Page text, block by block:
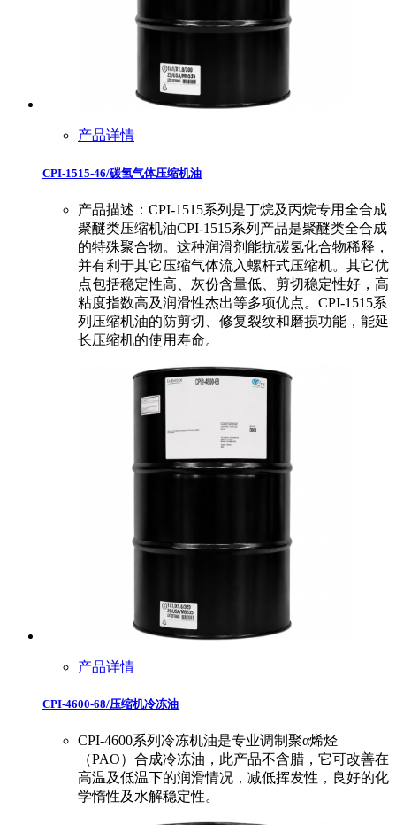
产品详情
CPI-1515-46/碳氢气体压缩机油
产品描述：CPI-1515系列是丁烷及丙烷专用全合成
聚醚类压缩机油CPI-1515系列产品是聚醚类全合成
的特殊聚合物。这种润滑剂能抗碳氢化合物稀释，
并有利于其它压缩气体流入螺杆式压缩机。其它优
点包括稳定性高、灰份含量低、剪切稳定性好，高
粘度指数高及润滑性杰出等多项优点。CPI-1515系
列压缩机油的防剪切、修复裂纹和磨损功能，能延
长压缩机的使用寿命。
产品详情
CPI-4600-68/压缩机冷冻油
CPI-4600系列冷冻机油是专业调制聚α烯烃
（PAO）合成冷冻油，此产品不含腊，它可改善在
高温及低温下的润滑情况，减低挥发性，良好的化
学惰性及水解稳定性。